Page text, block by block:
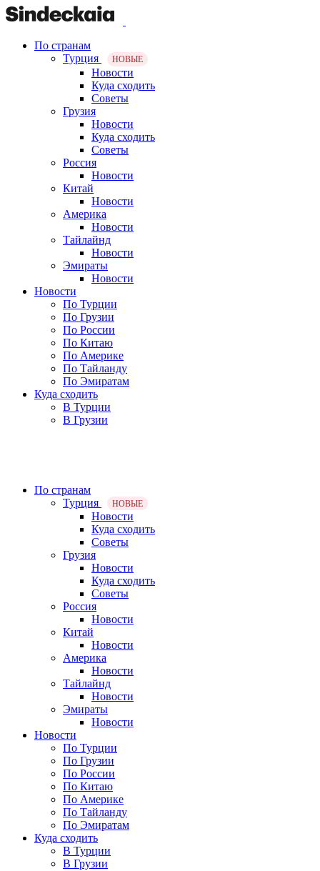
По странам
Турция
НОВЫЕ
Новости
Куда сходить
Советы
Грузия
Новости
Куда сходить
Советы
Россия
Новости
Китай
Новости
Америка
Новости
Тайлайнд
Новости
Эмираты
Новости
Новости
По Турции
По Грузии
По России
По Китаю
По Америке
По Тайланду
По Эмиратам
Куда сходить
В Турции
В Грузии
По странам
Турция
НОВЫЕ
Новости
Куда сходить
Советы
Грузия
Новости
Куда сходить
Советы
Россия
Новости
Китай
Новости
Америка
Новости
Тайлайнд
Новости
Эмираты
Новости
Новости
По Турции
По Грузии
По России
По Китаю
По Америке
По Тайланду
По Эмиратам
Куда сходить
В Турции
В Грузии